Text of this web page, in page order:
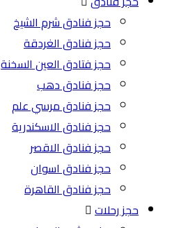
حجز فنادق شرم الشيخ
حجز فنادق الغردقة
حجز فتادق العين السخنة
حجز فنادق دهب
حجز فنادق مرسي علم
حجز فنادق الاسكندرية
حجز فنادق الاقصر
حجز فنادق اسوان
حجز فنادق القاهرة
حجز رحلات